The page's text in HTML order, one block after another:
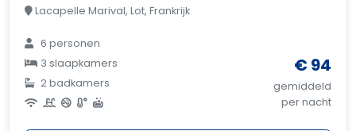
Lacapelle Marival, Lot, Frankrijk
6 personen
3 slaapkamers
2 badkamers
€ 94
gemiddeld
per nacht